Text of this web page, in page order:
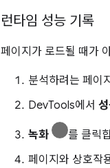
런타임 성능 기록
페이지가 로드될 때가
분석하려는 페이
DevTools에서
녹화
를 클릭
페이지와 상호작